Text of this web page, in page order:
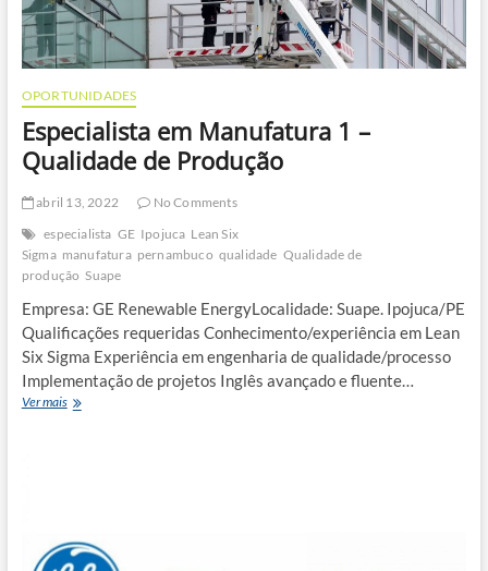
OPORTUNIDADES
Especialista em Manufatura 1 –
Qualidade de Produção
abril 13, 2022
No Comments
especialista GE Ipojuca Lean Six
Sigma manufatura pernambuco qualidade Qualidade de
produção Suape
Empresa: GE Renewable EnergyLocalidade: Suape. Ipojuca/PE
Qualificações requeridas Conhecimento/experiência em Lean
Six Sigma Experiência em engenharia de qualidade/processo
Implementação de projetos Inglês avançado e fluente…
Ver maisEspecialista
Produção